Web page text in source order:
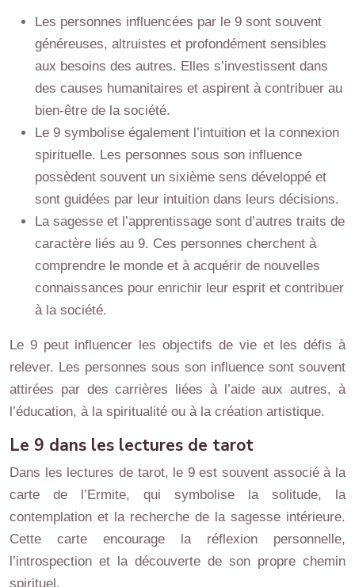
Les personnes influencées par le 9 sont souvent
généreuses, altruistes et profondément sensibles
aux besoins des autres. Elles s’investissent dans
des causes humanitaires et aspirent à contribuer au
bien-être de la société.
Le 9 symbolise également l’intuition et la connexion
spirituelle. Les personnes sous son influence
possèdent souvent un sixième sens développé et
sont guidées par leur intuition dans leurs décisions.
La sagesse et l’apprentissage sont d’autres traits de
caractère liés au 9. Ces personnes cherchent à
comprendre le monde et à acquérir de nouvelles
connaissances pour enrichir leur esprit et contribuer
à la société.
Le 9 peut influencer les objectifs de vie et les défis à
relever. Les personnes sous son influence sont souvent
attirées par des carrières liées à l’aide aux autres, à
l’éducation, à la spiritualité ou à la création artistique.
Le 9 dans les lectures de tarot
Dans les lectures de tarot, le 9 est souvent associé à la
carte de l’Ermite, qui symbolise la solitude, la
contemplation et la recherche de la sagesse intérieure.
Cette carte encourage la réflexion personnelle,
l’introspection et la découverte de son propre chemin
spirituel.